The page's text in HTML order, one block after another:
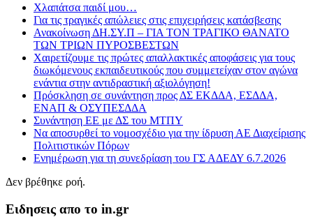
Χλαπάτσα παιδί μου…
Για τις τραγικές απώλειες στις επιχειρήσεις κατάσβεσης
Ανακοίνωση ΔΗ.ΣΥ.Π – ΓΙΑ ΤΟΝ ΤΡΑΓΙΚΟ ΘΑΝΑΤΟ
ΤΩΝ ΤΡΙΩΝ ΠΥΡΟΣΒΕΣΤΩΝ
Χαιρετίζουμε τις πρώτες απαλλακτικές αποφάσεις για τους
διωκόμενους εκπαιδευτικούς που συμμετείχαν στον αγώνα
ενάντια στην αντιδραστική αξιολόγηση!
Πρόσκληση σε συνάντηση προς ΔΣ ΕΚΔΔΑ, ΕΣΔΔΑ,
ΕΝΑΠ & ΟΣΥΠΕΣΔΔΑ
Συνάντηση ΕΕ με ΔΣ του ΜΤΠΥ
Να αποσυρθεί το νομοσχέδιο για την ίδρυση ΑΕ Διαχείρισης
Πολιτιστικών Πόρων
Ενημέρωση για τη συνεδρίαση του ΓΣ ΑΔΕΔΥ 6.7.2026
Δεν βρέθηκε ροή.
Ειδησεις απο το in.gr